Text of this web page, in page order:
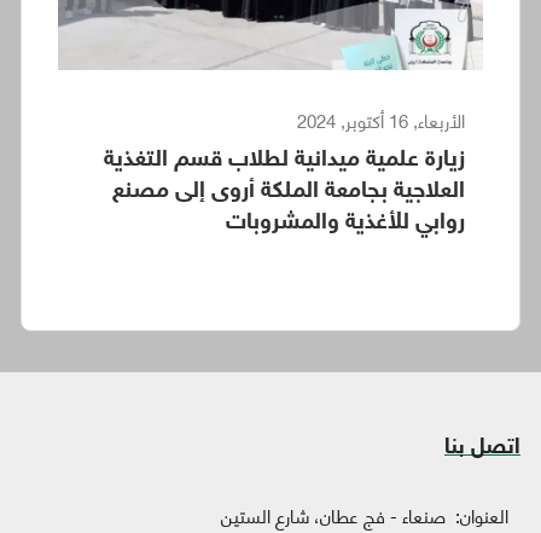
الأربعاء, 16 أكتوبر, 2024
زيارة علمية ميدانية لطلاب قسم التغذية
العلاجية بجامعة الملكة أروى إلى مصنع
روابي للأغذية والمشروبات
اتصل بنا
العنوان: صنعاء - فج عطان، شارع الستين